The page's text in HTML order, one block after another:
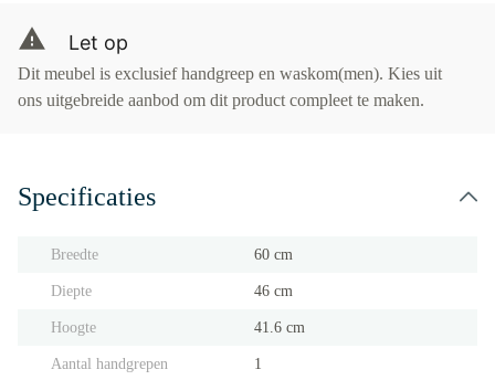
Let op
Dit meubel is exclusief handgreep en waskom(men). Kies uit
ons uitgebreide aanbod om dit product compleet te maken.
Specificaties
Breedte 60 cm
Diepte 46 cm
Hoogte 41.6 cm
Aantal handgrepen 1